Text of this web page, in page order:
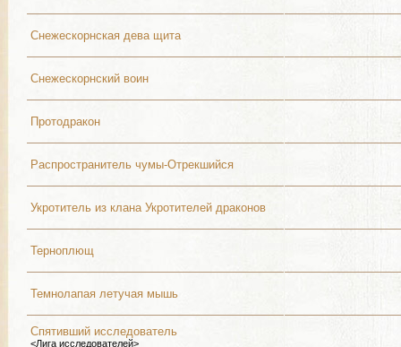
Снежескорнская дева щита
Снежескорнский воин
Протодракон
Распространитель чумы-Отрекшийся
Укротитель из клана Укротителей драконов
Терноплющ
Темнолапая летучая мышь
Спятивший исследователь
<Лига исследователей>